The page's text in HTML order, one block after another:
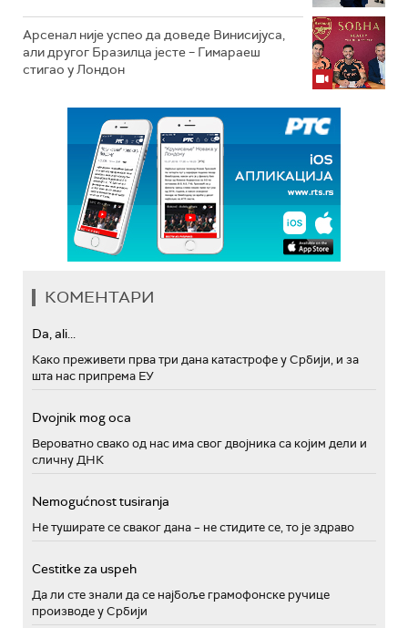
Арсенал није успео да доведе Винисијуса,
али другог Бразилца јесте – Гимараеш
стигао у Лондон
КОМЕНТАРИ
Da, ali...
Како преживети прва три дана катастрофе у Србији, и за
шта нас припрема ЕУ
Dvojnik mog oca
Вероватно свако од нас има свог двојника са којим дели и
сличну ДНК
Nemogućnost tusiranja
Не туширате се сваког дана – не стидите се, то је здраво
Cestitke za uspeh
Да ли сте знали да се најбоље грамофонске ручице
производе у Србији